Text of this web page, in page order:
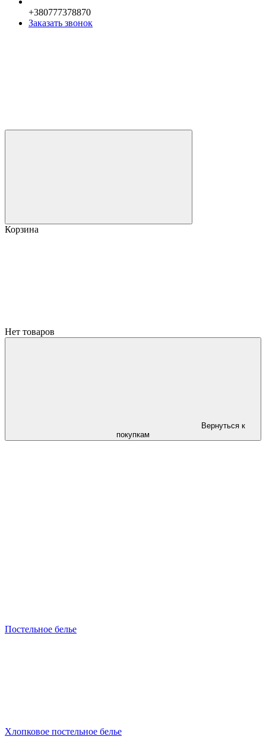
+380777378870
Заказать звонок
Корзина
Нет товаров
Вернуться к
покупкам
Постельное белье
Хлопковое постельное белье